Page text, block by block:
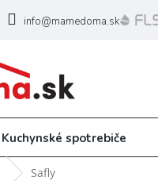
info@mamedoma.sk
Kuchynské spotrebiče
Safly